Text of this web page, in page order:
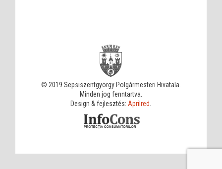
© 2019 Sepsiszentgyörgy Polgármesteri Hivatala.
Minden jog fenntartva.
Design & fejlesztés: Aprilred